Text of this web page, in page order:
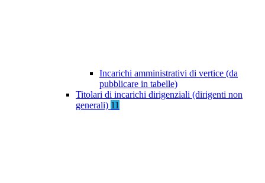
Incarichi amministrativi di vertice (da
pubblicare in tabelle)
Titolari di incarichi dirigenziali (dirigenti non
generali) 11